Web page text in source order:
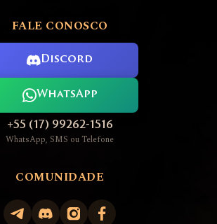
FALE CONOSCO
Discord
WhatsApp
+55 (17) 99262-1516
WhatsApp, SMS ou Telefone
COMUNIDADE